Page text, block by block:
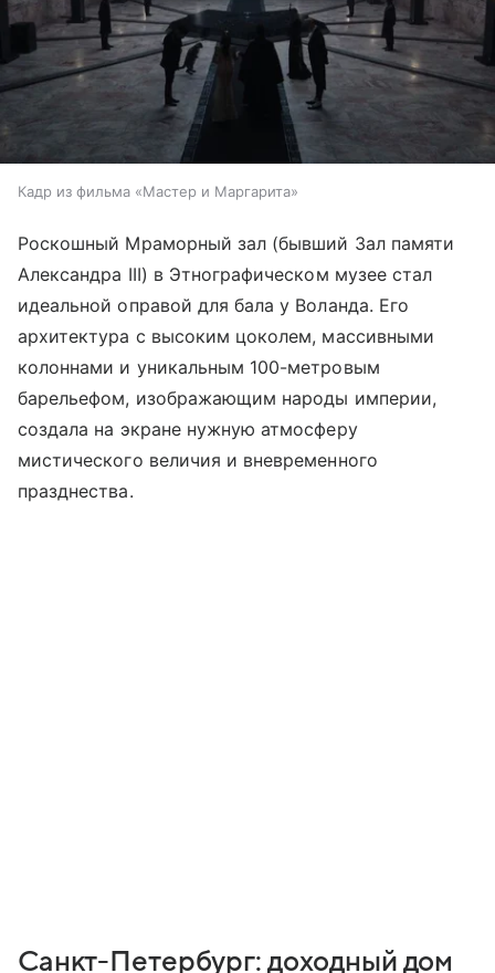
Кадр из фильма «Мастер и Маргарита»
Роскошный Мраморный зал (бывший Зал памяти
Александра III) в Этнографическом музее стал
идеальной оправой для бала у Воланда. Его
архитектура с высоким цоколем, массивными
колоннами и уникальным 100-метровым
барельефом, изображающим народы империи,
создала на экране нужную атмосферу
мистического величия и вневременного
празднества.
Санкт-Петербург: доходный дом